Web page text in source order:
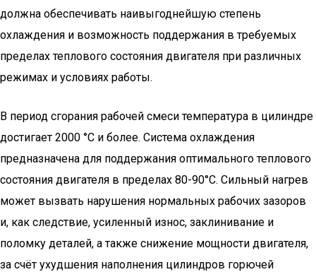
должна обеспечивать наивыгоднейшую степень
охлаждения и возможность поддержания в требуемых
пределах теплового состояния двигателя при различных
режимах и условиях работы.
В период сгорания рабочей смеси температура в цилиндре
достигает 2000 °C и более. Система охлаждения
предназначена для поддержания оптимального теплового
состояния двигателя в пределах 80-90°C. Сильный нагрев
может вызвать нарушения нормальных рабочих зазоров
и, как следствие, усиленный износ, заклинивание и
поломку деталей, а также снижение мощности двигателя,
за счёт ухудшения наполнения цилиндров горючей